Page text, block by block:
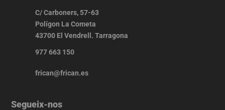
C/ Carboners, 57-63
Polígon La Cometa
43700 El Vendrell. Tarragona
977 663 150
frican@frican.es
Segueix-nos